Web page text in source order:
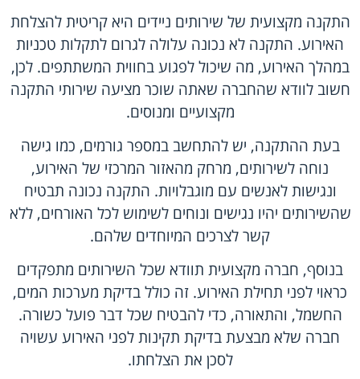
התקנה מקצועית של שירותים ניידים היא קריטית להצלחת
האירוע. התקנה לא נכונה עלולה לגרום לתקלות טכניות
במהלך האירוע, מה שיכול לפגוע בחווית המשתתפים. לכן,
חשוב לוודא שהחברה שאתה שוכר מציעה שירותי התקנה
מקצועיים ומנוסים.
בעת ההתקנה, יש להתחשב במספר גורמים, כמו גישה
נוחה לשירותים, מרחק מהאזור המרכזי של האירוע,
ונגישות לאנשים עם מוגבלויות. התקנה נכונה תבטיח
שהשירותים יהיו נגישים ונוחים לשימוש לכל האורחים, ללא
קשר לצרכים המיוחדים שלהם.
בנוסף, חברה מקצועית תוודא שכל השירותים מתפקדים
כראוי לפני תחילת האירוע. זה כולל בדיקת מערכות המים,
החשמל, והתאורה, כדי להבטיח שכל דבר פועל כשורה.
חברה שלא מבצעת בדיקת תקינות לפני האירוע עשויה
לסכן את הצלחתו.